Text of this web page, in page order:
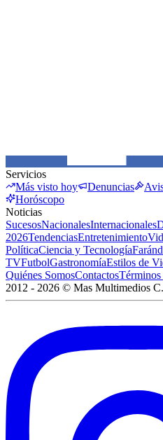
Servicios
Más visto hoy
Denuncias
Horóscopo
Noticias
SucesosNacionalesInternacionales
2026TendenciasEntretenimiento
PolíticaCiencia y Tecnología
TVFutbolGastronomíaEstilos de
Quiénes SomosContactos
2012 - 2026 © Mas Multimedios